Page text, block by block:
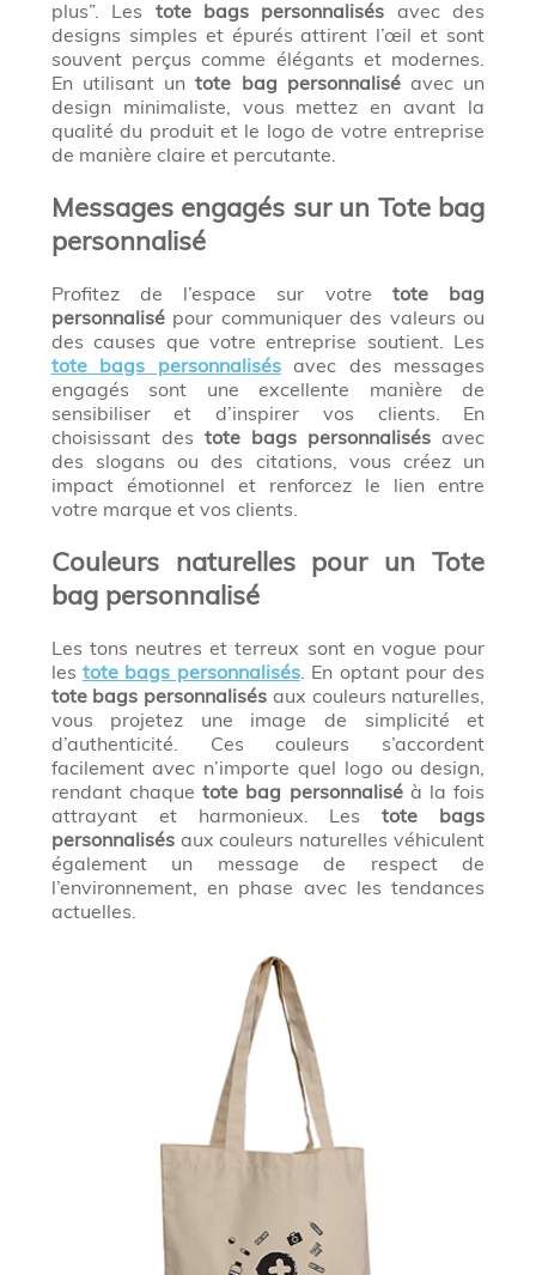
plus”. Les tote bags personnalisés avec des
designs simples et épurés attirent l’œil et sont
souvent perçus comme élégants et modernes.
En utilisant untote bag personnaliséavec un
design minimaliste, vous mettez en avant la
qualité du produit et le logo de votre entreprise
de manière claire et percutante.
Messages engagés sur un Tote bag
personnalisé
Profitez de l’espace sur votretote bag
personnalisépour communiquer des valeurs ou
des causes que votre entreprise soutient. Les
tote bags personnalisésavec des messages
engagés sont une excellente manière de
sensibiliser et d’inspirer vos clients. En
choisissant des tote bags personnalisés avec
des slogans ou des citations, vous créez un
impact émotionnel et renforcez le lien entre
votre marque et vos clients.
Couleurs naturelles pour un Tote
bag personnalisé
Les tons neutres et terreux sont en vogue pour
les tote bags personnalisés. En optant pour des
tote bags personnalisés aux couleurs naturelles,
vous projetez une image de simplicité et
d’authenticité. Ces couleurs s’accordent
facilement avec n’importe quel logo ou design,
rendant chaquetote bag personnaliséà la fois
attrayant et harmonieux. Lestote bags
personnalisésaux couleurs naturelles véhiculent
également un message de respect de
l’environnement, en phase avec les tendances
actuelles.